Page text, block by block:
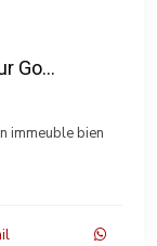
Go...
immeuble bien